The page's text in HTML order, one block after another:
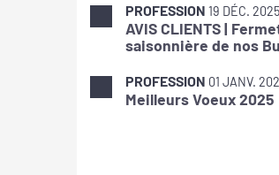
PROFESSION 19 DÉC. 2025
AVIS CLIENTS |
saisonnière de nos
PROFESSION 01 JANV.
Meilleurs Voeux 2025